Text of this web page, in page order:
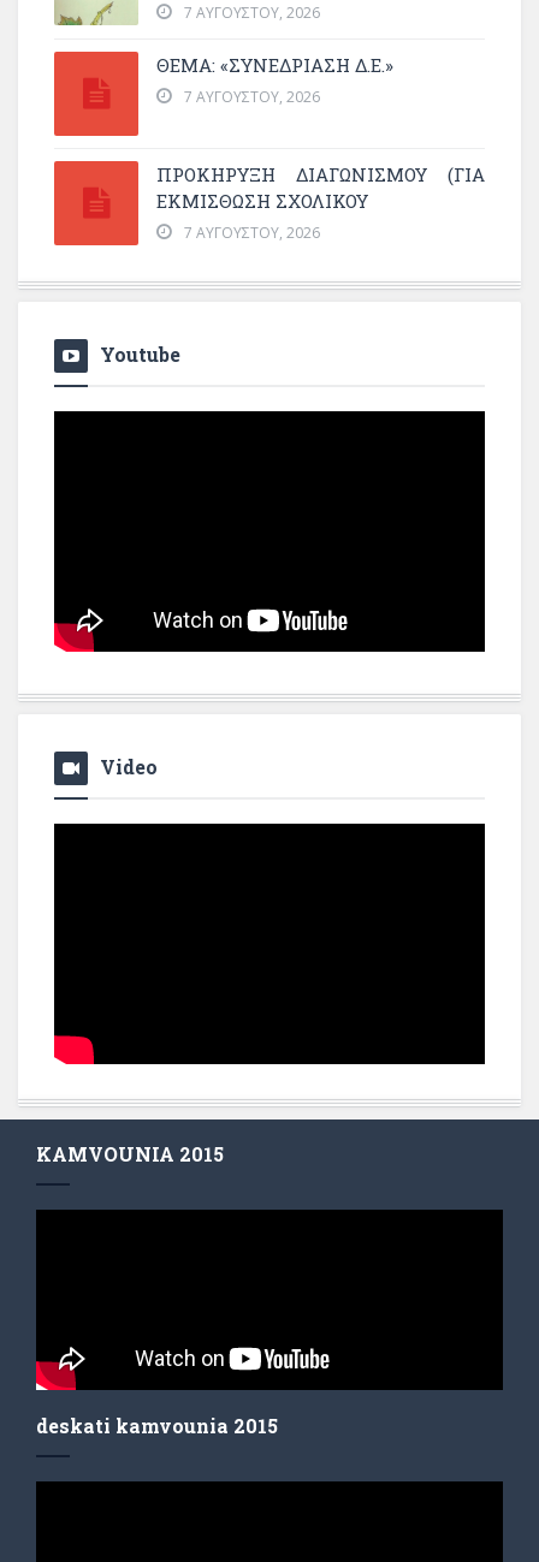
7 ΑΥΓΟΎΣΤΟΥ, 2026
ΘΕΜΑ: «ΣΥΝΕΔΡΊΑΣΗ Δ.Ε.»
7 ΑΥΓΟΎΣΤΟΥ, 2026
ΠΡΟΚΗΡΥΞΗ ΔΙΑΓΩΝΙΣΜΟΥ (ΓΙΑ
ΕΚΜΊΣΘΩΣΗ ΣΧΟΛΙΚΟΎ
7 ΑΥΓΟΎΣΤΟΥ, 2026
Youtube
Video
KAMVOUNIA 2015
deskati kamvounia 2015